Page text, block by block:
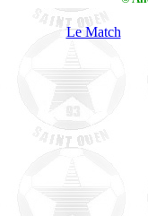
Le Match